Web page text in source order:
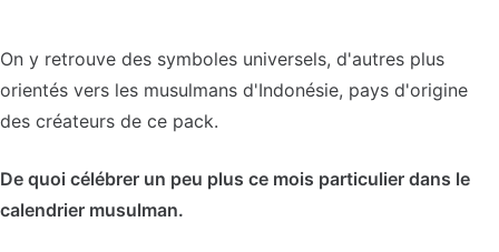
On y retrouve des symboles universels, d'autres plus
orientés vers les musulmans d'Indonésie, pays d'origine
des créateurs de ce pack.
De quoi célébrer un peu plus ce mois particulier dans le
calendrier musulman.